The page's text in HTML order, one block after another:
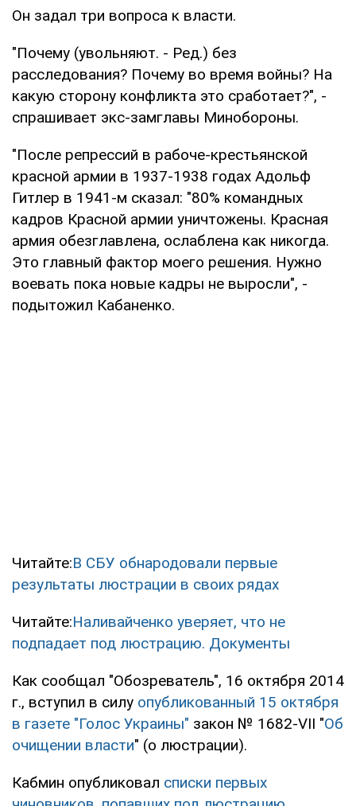
Он задал три вопроса к власти.
"Почему (увольняют. - Ред.) без
расследования? Почему во время войны? На
какую сторону конфликта это сработает?", -
спрашивает экс-замглавы Минобороны.
"После репрессий в рабоче-крестьянской
красной армии в 1937-1938 годах Адольф
Гитлер в 1941-м сказал: "80% командных
кадров Красной армии уничтожены. Красная
армия обезглавлена, ослаблена как никогда.
Это главный фактор моего решения. Нужно
воевать пока новые кадры не выросли", -
подытожил Кабаненко.
Читайте:В СБУ обнародовали первые
результаты люстрации в своих рядах
Читайте:Наливайченко уверяет, что не
подпадает под люстрацию. Документы
Как сообщал "Обозреватель", 16 октября 2014
г., вступил в силу опубликованный 15 октября
в газете "Голос Украины" закон № 1682-VII "Об
очищении власти" (о люстрации).
Кабмин опубликовал списки первых